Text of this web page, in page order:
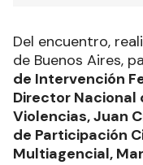
Del encuentro,
de Buenos Aires,
de Intervención
Director Nacional
Violencias, Juan
de Participación
Multiagencial,